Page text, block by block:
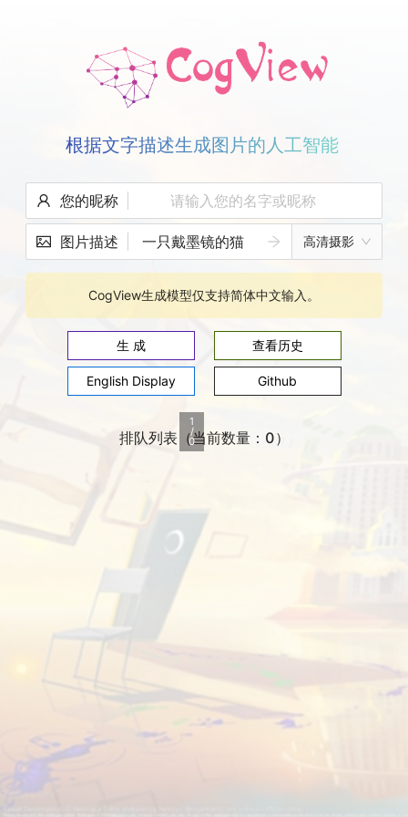
根据文字描述生成图片的人工智能
您的昵称
图片描述 高清摄影
CogView生成模型仅支持简体中文输入。
生 成 查看历史
English Display Github
1
/
0
排队列表（当前数量：0）